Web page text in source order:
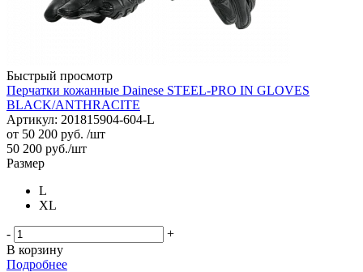
Быстрый просмотр
Перчатки кожанные Dainese STEEL-PRO IN GLOVES
BLACK/ANTHRACITE
Артикул: 201815904-604-L
от 50 200 руб. /шт
50 200 руб./шт
Размер
L
XL
-
+
В корзину
Подробнее